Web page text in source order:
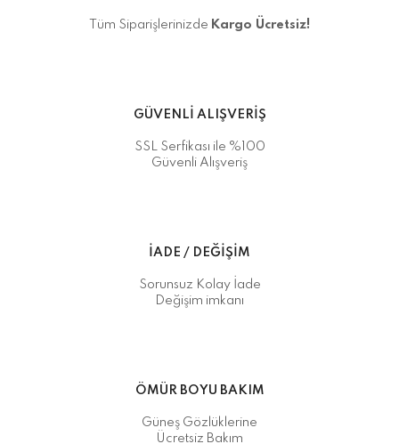
Tüm Siparişlerinizde Kargo Ücretsiz!
GÜVENLİ ALIŞVERİŞ
SSL Serfikası ile %100
Güvenli Alışveriş
İADE / DEĞİŞİM
Sorunsuz Kolay İade
Değişim imkanı
ÖMÜR BOYU BAKIM
Güneş Gözlüklerine
Ücretsiz Bakım